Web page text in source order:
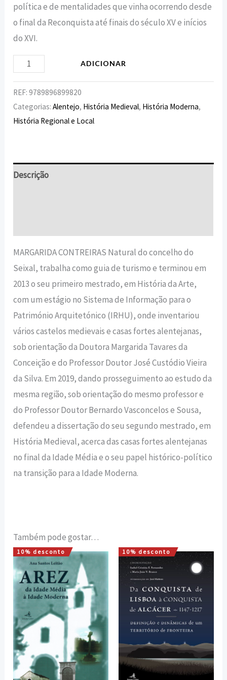
política e de mentalidades que vinha ocorrendo desde
o final da Reconquista até finais do século XV e inícios
do XVI.
ADICIONAR
REF:9789896899820
Categorias:Alentejo, História Medieval, História Moderna,
História Regional e Local
Descrição
MARGARIDA CONTREIRAS Natural do concelho do
Seixal, trabalha como guia de turismo e terminou em
2013 o seu primeiro mestrado, em História da Arte,
com um estágio no Sistema de Informação para o
Património Arquitetónico (IRHU), onde inventariou
vários castelos medievais e casas fortes alentejanas,
sob orientação da Doutora Margarida Tavares da
Conceição e do Professor Doutor José Custódio Vieira
da Silva. Em 2019, dando prosseguimento ao estudo da
mesma região, sob orientação do mesmo professor e
do Professor Doutor Bernardo Vasconcelos e Sousa,
defendeu a dissertação do seu segundo mestrado, em
História Medieval, acerca das casas fortes alentejanas
no final da Idade Média e o seu papel histórico-político
na transição para a Idade Moderna.
Também pode gostar…
10% desconto
O
preço
original
era:
15,00 €.
O
preço
atual
é:
13,50 €.
10% desconto
O
preço
original
era:
20,00 €.
O
preço
é:
18,00 €.